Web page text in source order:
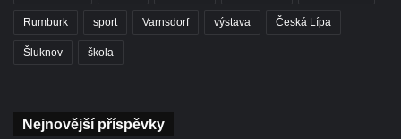
Rumburk sport Varnsdorf výstava Česká Lípa
Šluknov škola
Nejnovější příspěvky